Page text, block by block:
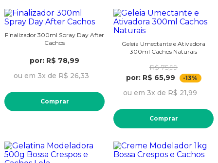
Finalizador 300ml Spray Day After
Cachos
por: R$ 78,99
ou em 3x de R$ 26,33
Comprar
Geleia Umectante e Ativadora
300ml Cachos Naturais
R$ 75,99
por: R$ 65,99
-13%
ou em 3x de R$ 21,99
Comprar